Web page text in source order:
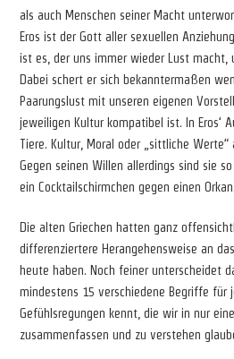
als auch Menschen seiner Macht
Eros ist der Gott aller sexuellen
ist es, der uns immer wieder Lust macht,
Dabei schert er sich bekanntermaßen
Paarungslust mit unseren eigenen
jeweiligen Kultur kompatibel ist. In Eros‘
Tiere. Kultur, Moral oder „sittliche Werte“
Gegen seinen Willen allerdings sind sie
ein Cocktailschirmchen gegen einen Orkan.
Die alten Griechen hatten ganz
differenziertere Herangehensweise an
heute haben. Noch feiner unterscheidet
mindestens 15 verschiedene Begriffe für
Gefühlsregungen kennt, die wir in nur
zusammenfassen und zu verstehen